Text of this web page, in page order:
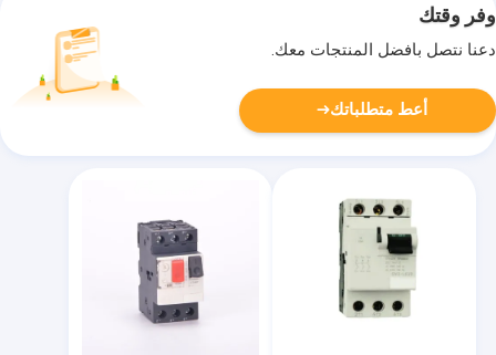
وفر وقتك
دعنا نتصل بأفضل المنتجات معك.
أعط متطلباتك